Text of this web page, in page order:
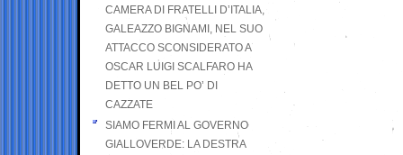
CAMERA DI FRATELLI D’ITALIA,
GALEAZZO BIGNAMI, NEL SUO
ATTACCO SCONSIDERATO A
OSCAR LUIGI SCALFARO HA
DETTO UN BEL PO’ DI
CAZZATE
SIAMO FERMI AL GOVERNO
GIALLOVERDE: LA DESTRA